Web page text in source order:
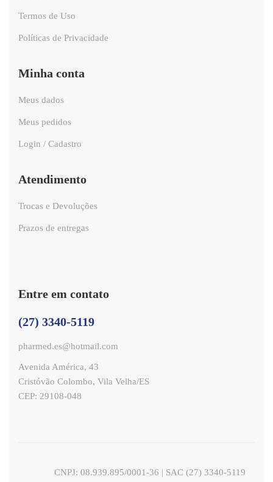
Termos de Uso
Políticas de Privacidade
Minha conta
Meus dados
Meus pedidos
Login / Cadastro
Atendimento
Trocas e Devoluções
Prazos de entregas
Entre em contato
(27) 3340-5119
pharmed.es@hotmail.com
Avenida América, 43
Cristóvão Colombo, Vila Velha/ES
CEP: 29108-048
CNPJ: 08.939.895/0001-36 | SAC (27) 3340-5119